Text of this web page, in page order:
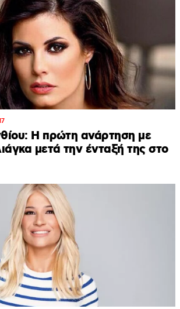
Η πρώτη ανάρτηση με
μετά την ένταξή της στο